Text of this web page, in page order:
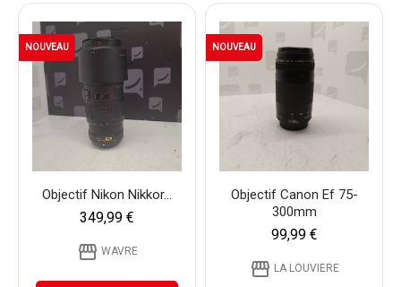
Objectif Nikon Nikkor...
349,99 €
storefront WAVRE
NOUVEAU
Objectif Canon Ef 75-
300mm
99,99 €
storefront LA LOUVIERE
NOUVEAU